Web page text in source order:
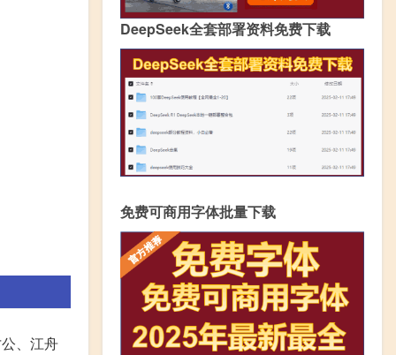
、江舟
DeepSeek全套部署资料免费下载
免费可商用字体批量下载